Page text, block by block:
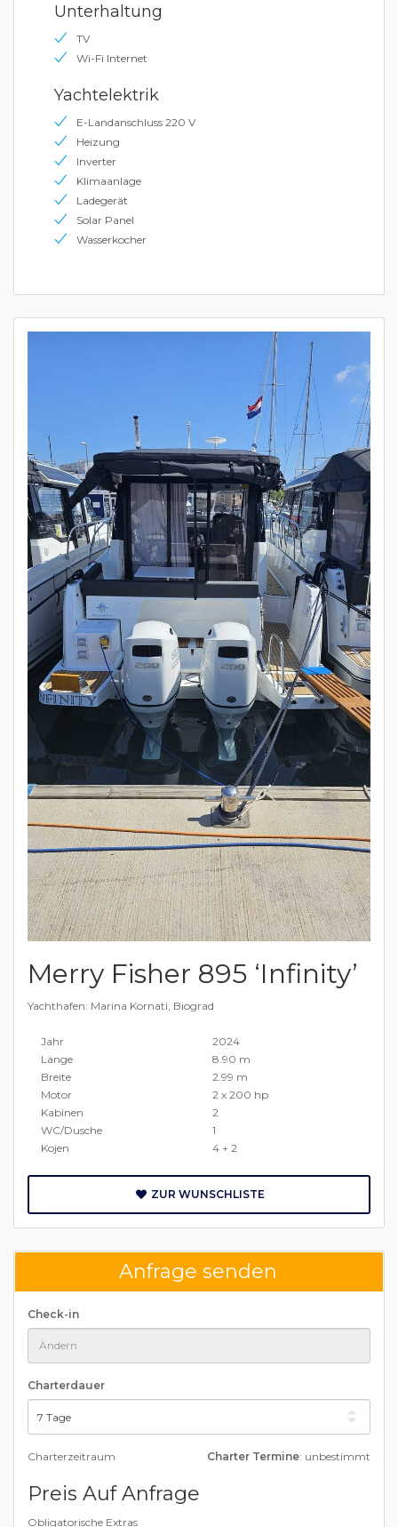
Unterhaltung
TV
Wi-Fi Internet
Yachtelektrik
E-Landanschluss 220 V
Heizung
Inverter
Klimaanlage
Ladegerät
Solar Panel
Wasserkocher
Merry Fisher 895 ‘Infinity’
Yachthafen: Marina Kornati, Biograd
Jahr
2024
Länge
8.90 m
Breite
2.99 m
Motor
2 x 200 hp
Kabinen
2
WC/Dusche
1
Kojen
4 + 2
ZUR WUNSCHLISTE
Anfrage senden
Check-in
Charterdauer
Charterzeitraum Charter Termine: unbestimmt
Preis Auf Anfrage
Obligatorische Extras